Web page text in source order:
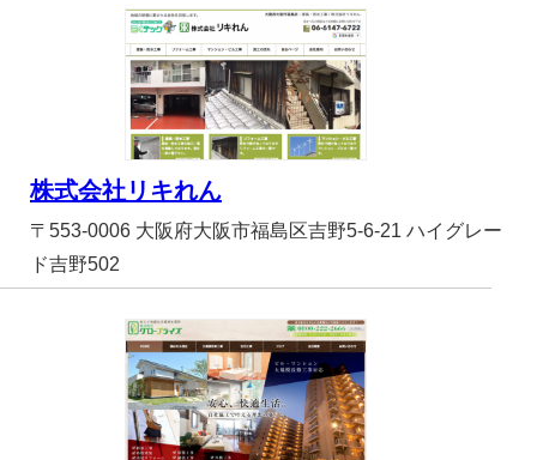
株式会社リキれん
〒553-0006 大阪府大阪市福島区吉野5-6-21 ハイグレー
ド吉野502